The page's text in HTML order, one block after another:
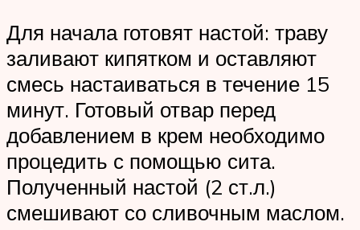
Для начала готовят настой: траву
заливают кипятком и оставляют
смесь настаиваться в течение 15
минут. Готовый отвар перед
добавлением в крем необходимо
процедить с помощью сита.
Полученный настой (2 ст.л.)
смешивают со сливочным маслом.